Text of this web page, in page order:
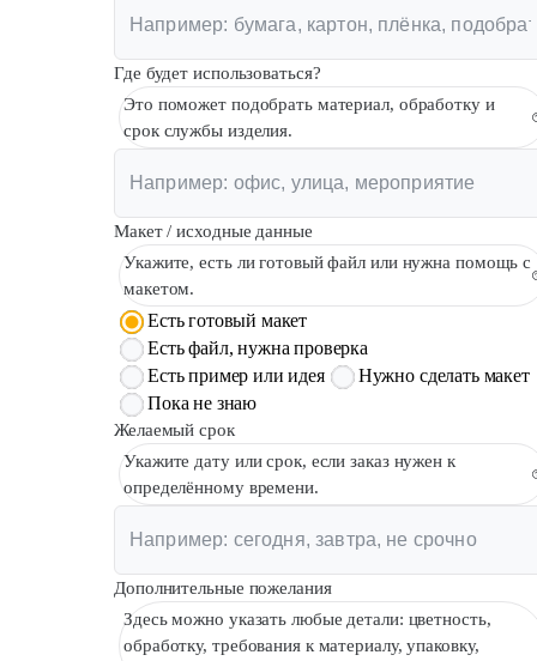
Где будет использоваться?
Это поможет подобрать материал, обработку и
срок службы изделия.
Макет / исходные данные
Укажите, есть ли готовый файл или нужна помощь с
макетом.
Есть готовый макет
Есть файл, нужна проверка
Есть пример или идея
Нужно сделать макет
Пока не знаю
Желаемый срок
Укажите дату или срок, если заказ нужен к
определённому времени.
Дополнительные пожелания
Здесь можно указать любые детали: цветность,
обработку, требования к материалу, упаковку,